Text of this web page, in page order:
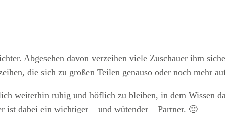
Abgesehen davon verzeihen viele Zuschauer ihm
die sich zu großen Teilen genauso oder noch mehr
weiterhin ruhig und höflich zu bleiben, in dem Wissen
ist dabei ein wichtiger – und wütender – Partner. 🙂